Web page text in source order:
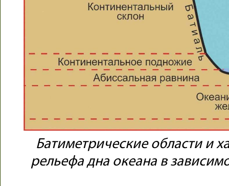
Батиметрические области и
рельефа дна океана в